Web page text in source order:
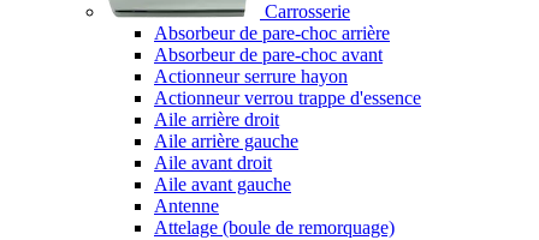
Carrosserie
Absorbeur de pare-choc arrière
Absorbeur de pare-choc avant
Actionneur serrure hayon
Actionneur verrou trappe d'essence
Aile arrière droit
Aile arrière gauche
Aile avant droit
Aile avant gauche
Antenne
Attelage (boule de remorquage)